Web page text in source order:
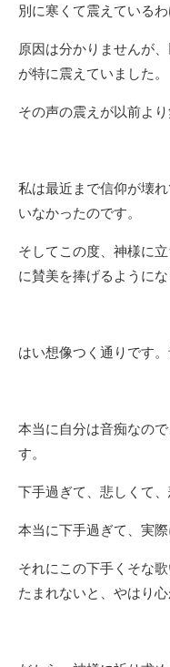
別に寒くて震えている
原因は分かりませんが
が特に震えていました。
その声の震えが以前よ
私は最近まで信仰が壊
いなかったのです。
そしてこの度、神様に
に賛美を捧げるように
はい想像つく通りです
本当に自分は音痴なの
す。
下手過ぎて、悲しくて
本当に下手過ぎて、実
それにこの下手くそな
たまれないと、やはり